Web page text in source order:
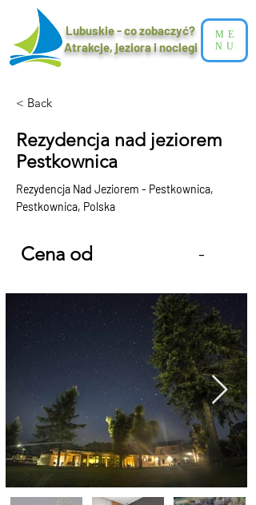
Lubuskie - co zobaczyć?
Atrakcje, jeziora i noclegi​
ME
NU
< Back
Rezydencja nad jeziorem
Pestkownica
Rezydencja Nad Jeziorem - Pestkownica,
Pestkownica, Polska
Cena od -